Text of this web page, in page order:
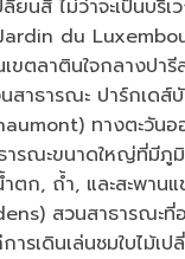
ลี่ยนสี ไม่ว่าจะเป็นบ
du
ขตลาตินใจกลางปา
สาธารณะ ปาร์กเดส์
ทางตะวันอ
ารณะขนาดใหญ่ที่มี
ำตก, ถ้ำ, และสะพาน
สวนสาธารณะ
ารเดินเล่นชมใบไม้เป